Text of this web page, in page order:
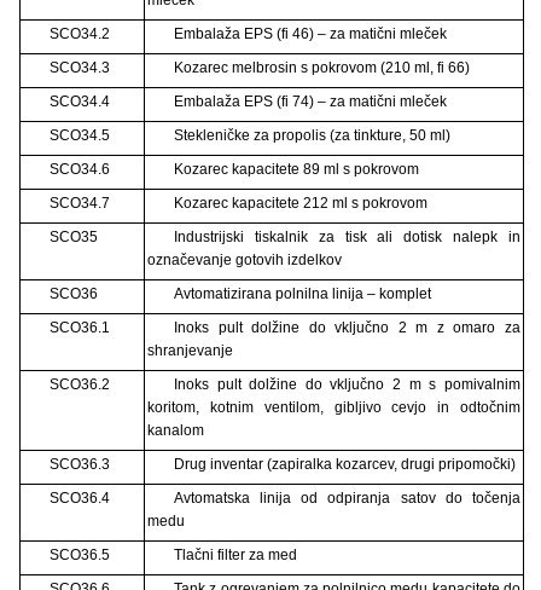
SCO34.2
Embalaža EPS (fi 46) – za matični mleček
SCO34.3
Kozarec melbrosin s pokrovom (210 ml, fi 66)
SCO34.4
Embalaža EPS (fi 74) – za matični mleček
SCO34.5
Stekleničke za propolis (za tinkture, 50 ml)
SCO34.6
Kozarec kapacitete 89 ml s pokrovom
SCO34.7
Kozarec kapacitete 212 ml s pokrovom
SCO35
Industrijski tiskalnik za tisk ali dotisk nalepk in
označevanje gotovih izdelkov
SCO36
Avtomatizirana polnilna linija – komplet
SCO36.1
Inoks pult dolžine do vključno 2 m z omaro za
shranjevanje
SCO36.2
Inoks pult dolžine do vključno 2 m s pomivalnim
koritom, kotnim ventilom, gibljivo cevjo in odtočnim
kanalom
SCO36.3
Drug inventar (zapiralka kozarcev, drugi pripomočki)
SCO36.4
Avtomatska linija od odpiranja satov do točenja
medu
SCO36.5
Tlačni filter za med